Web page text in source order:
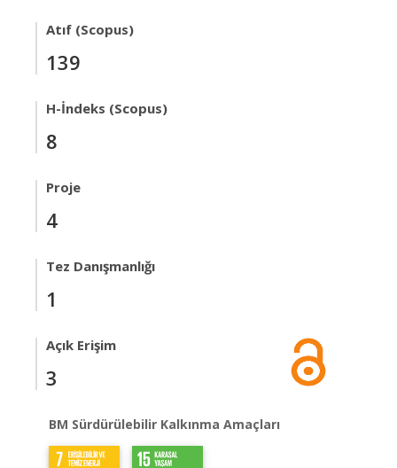
Atıf (Scopus)
139
H-İndeks (Scopus)
8
Proje
4
Tez Danışmanlığı
1
Açık Erişim
3
BM Sürdürülebilir Kalkınma Amaçları